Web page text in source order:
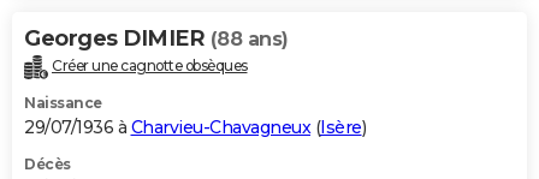
Georges DIMIER (88 ans)
Créer une cagnotte obsèques
Naissance
29/07/1936 à Charvieu-Chavagneux(Isère)
Décès